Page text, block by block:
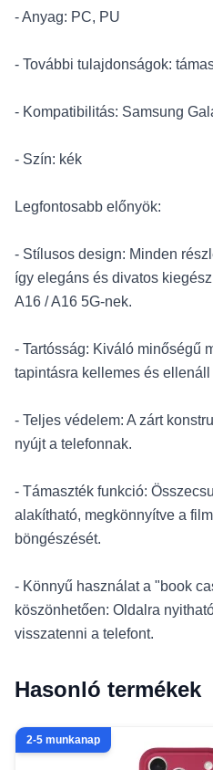
- Anyag: PC, PU
- További tulajdonságok:
- Kompatibilitás: Samsung
- Szín: kék
Legfontosabb előnyök:
- Stílusos design: Minden
így elegáns és divatos
A16 / A16 5G-nek.
- Tartósság: Kiváló minőségű
tapintásra kellemes és
- Teljes védelem: A zárt
nyújt a telefonnak.
- Támaszték funkció:
alakítható, megkönnyítve a
böngészését.
- Könnyű használat a "book
köszönhetően: Oldalra
visszatenni a telefont.
Hasonló termékek
2-5 munkanap